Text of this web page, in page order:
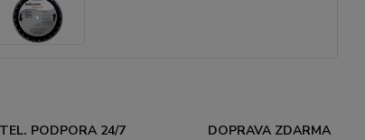
TEL. PODPORA 24/7
DOPRAVA ZDARMA